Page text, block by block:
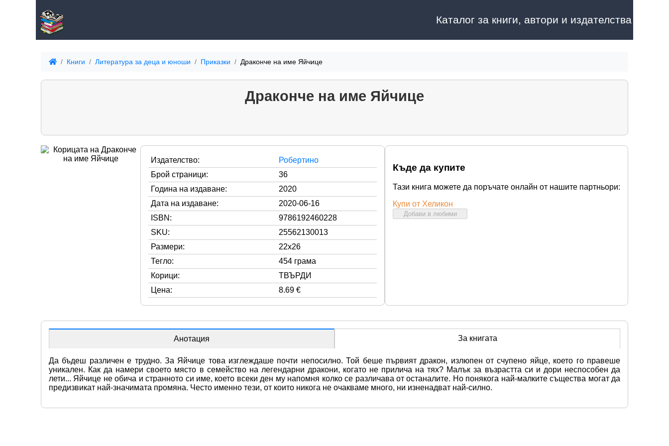
Каталог за книги, автори и издателства
Книги Литература за деца и юноши Приказки Драконче на име Яйчице
Драконче на име Яйчице
Издателство:
Робертино
Брой страници:
36
Година на издаване:
2020
Дата на издаване:
2020-06-16
ISBN:
9786192460228
SKU:
25562130013
Размери:
22x26
Тегло:
454 грама
Корици:
ТВЪРДИ
Цена:
8.69 €
Къде да купите
Тази книга можете да поръчате онлайн от нашите партньори:
Купи от Хеликон
Добави в любими
Анотация За книгата
Да бъдеш различен е трудно. За Яйчице това изглеждаше почти непосилно. Той беше първият дракон, излюпен от счупено яйце, което го правеше
уникален. Как да намери своето място в семейство на легендарни дракони, когато не прилича на тях? Малък за възрастта си и дори неспособен да
лети... Яйчице не обича и странното си име, което всеки ден му напомня колко се различава от останалите. Но понякога най-малките същества могат да
предизвикат най-значимата промяна. Често именно тези, от които никога не очакваме много, ни изненадват най-силно.